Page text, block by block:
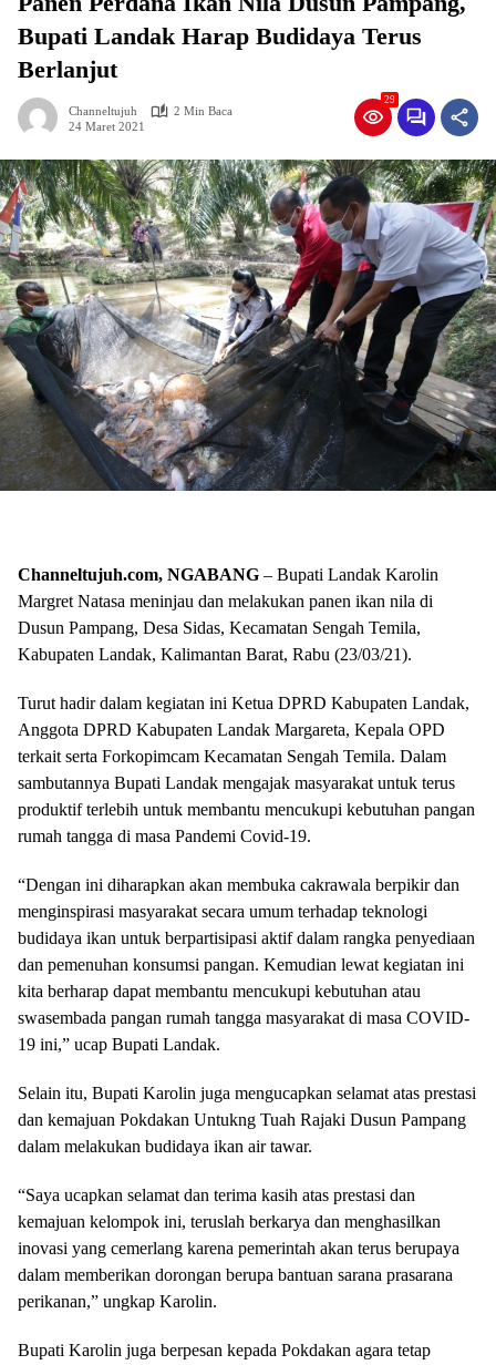
Bupati Landak Harap Budidaya Terus
Berlanjut
Channeltujuh
2 Min Baca
24 Maret 2021
29
Channeltujuh.com, NGABANG – Bupati Landak Karolin
Margret Natasa meninjau dan melakukan panen ikan nila di
Dusun Pampang, Desa Sidas, Kecamatan Sengah Temila,
Kabupaten Landak, Kalimantan Barat, Rabu (23/03/21).
Turut hadir dalam kegiatan ini Ketua DPRD Kabupaten Landak,
Anggota DPRD Kabupaten Landak Margareta, Kepala OPD
terkait serta Forkopimcam Kecamatan Sengah Temila. Dalam
sambutannya Bupati Landak mengajak masyarakat untuk terus
produktif terlebih untuk membantu mencukupi kebutuhan pangan
rumah tangga di masa Pandemi Covid-19.
“Dengan ini diharapkan akan membuka cakrawala berpikir dan
menginspirasi masyarakat secara umum terhadap teknologi
budidaya ikan untuk berpartisipasi aktif dalam rangka penyediaan
dan pemenuhan konsumsi pangan. Kemudian lewat kegiatan ini
kita berharap dapat membantu mencukupi kebutuhan atau
swasembada pangan rumah tangga masyarakat di masa COVID-
19 ini,” ucap Bupati Landak.
Selain itu, Bupati Karolin juga mengucapkan selamat atas prestasi
dan kemajuan Pokdakan Untukng Tuah Rajaki Dusun Pampang
dalam melakukan budidaya ikan air tawar.
“Saya ucapkan selamat dan terima kasih atas prestasi dan
kemajuan kelompok ini, teruslah berkarya dan menghasilkan
inovasi yang cemerlang karena pemerintah akan terus berupaya
dalam memberikan dorongan berupa bantuan sarana prasarana
perikanan,” ungkap Karolin.
Bupati Karolin juga berpesan kepada Pokdakan agara tetap